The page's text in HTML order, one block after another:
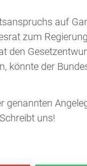
auf
zum
den
könnte der
genannten
uns!